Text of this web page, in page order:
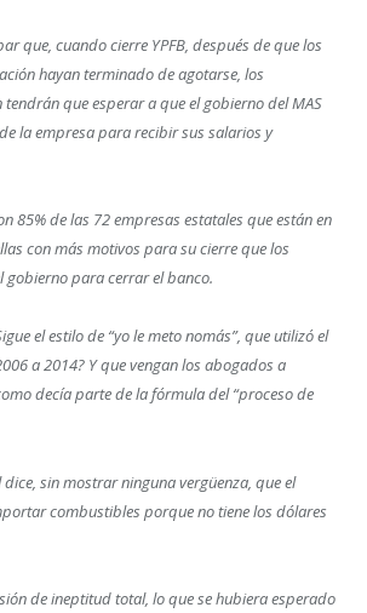
que, cuando cierre YPFB, después de que los
hayan terminado de agotarse, los
que esperar a que el gobierno del MAS
la empresa para recibir sus salarios y
85% de las 72 empresas estatales que están en
con más motivos para su cierre que los
gobierno para cerrar el banco.
el estilo de “yo le meto nomás”, que utilizó el
a 2014? Y que vengan los abogados a
decía parte de la fórmula del “proceso de
sin mostrar ninguna vergüenza, que el
combustibles porque no tiene los dólares
de ineptitud total, lo que se hubiera esperado